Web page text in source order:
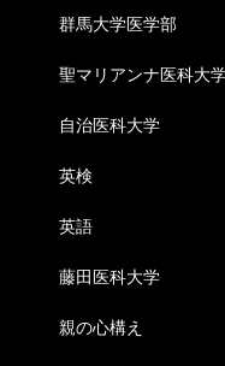
群馬大学医学部
聖マリアンナ医科大
自治医科大学
英検
英語
藤田医科大学
親の心構え